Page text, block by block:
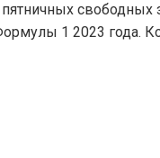
свободных
1 2023 года.